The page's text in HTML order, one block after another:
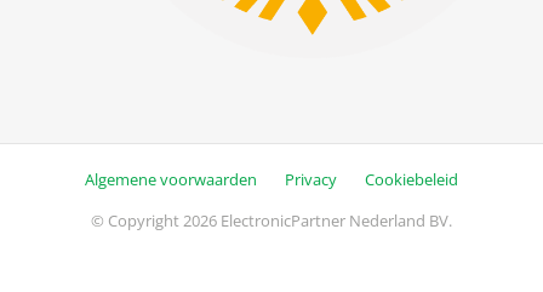
Algemene voorwaarden Privacy
Cookiebeleid
© Copyright 2026 ElectronicPartner Nederland BV.